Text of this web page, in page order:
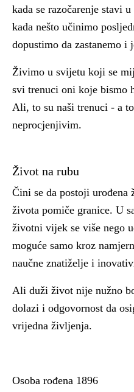
kada se razočarenje stavi
kada nešto učinimo
dopustimo da zastanemo i
Živimo u svijetu koji se
svi trenuci oni koje bismo
Ali, to su naši trenuci - a
neprocjenjivim.
Život na rubu
Čini se da postoji urođena
života pomiče granice. U
životni vijek se više nego
moguće samo kroz
naučne znatiželje i
Ali duži život nije nužno
dolazi i odgovornost da
vrijedna življenja.
Osoba rođena 1896